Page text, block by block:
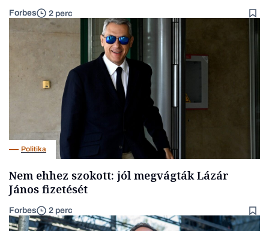
Forbes 2 perc
Politika
Nem ehhez szokott: jól megvágták Lázár
János fizetését
Forbes 2 perc